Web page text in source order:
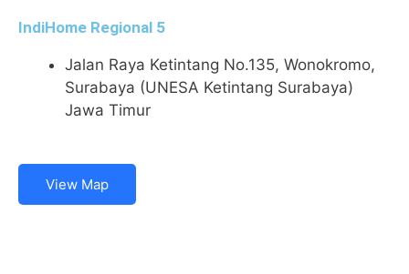
IndiHome Regional 5
Jalan Raya Ketintang No.135, Wonokromo,
Surabaya (UNESA Ketintang Surabaya)
Jawa Timur
View Map